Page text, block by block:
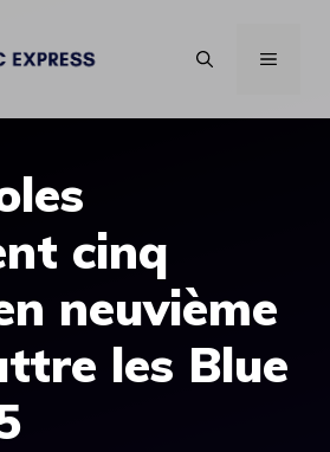
MENU
cinq
neuvième
les Blue